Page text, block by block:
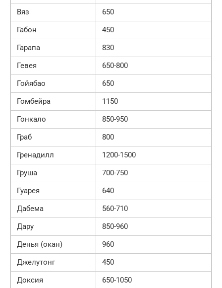
Вяз
650
Габон
450
Гарапа
830
Гевея
650-800
Гойябао
650
Гомбейра
1150
Гонкало
850-950
Граб
800
Гренадилл
1200-1500
Груша
700-750
Гуарея
640
Дабема
560-710
Дару
850-960
Денья (окан)
960
Джелутонг
450
Доксия
650-1050